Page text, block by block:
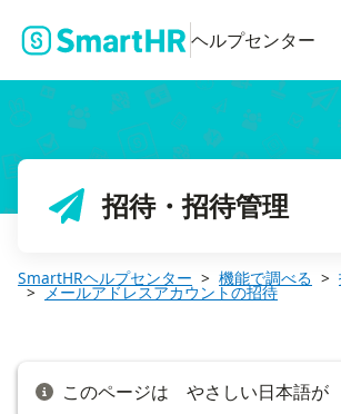
ヘルプセンター
招待・招待管理
SmartHRヘルプセンター 機能で調べる
メールアドレスアカウントの招待
このページは やさしい日本語が